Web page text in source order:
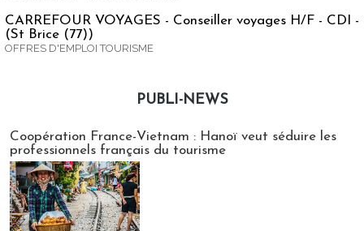
CARREFOUR VOYAGES - Conseiller voyages H/F - CDI -
(St Brice (77))
OFFRES D'EMPLOI TOURISME
PUBLI-NEWS
Coopération France-Vietnam : Hanoï veut séduire les
professionnels français du tourisme